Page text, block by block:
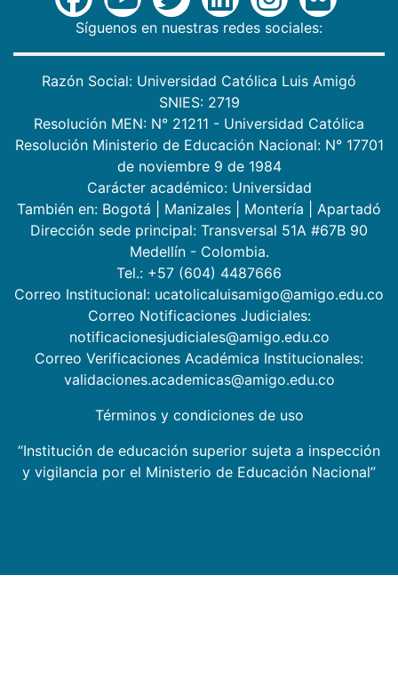
Síguenos en nuestras redes sociales:
Razón Social: Universidad Católica Luis Amigó
SNIES: 2719
Resolución MEN: N° 21211 - Universidad Católica
Resolución Ministerio de Educación Nacional: N° 17701
de noviembre 9 de 1984
Carácter académico: Universidad
También en: Bogotá Manizales Montería
Apartadó
Dirección sede principal: Transversal 51A #67B 90
Medellín - Colombia.
Tel.: +57 (604) 4487666
Correo Institucional: ucatolicaluisamigo@amigo.edu.co
Correo Notificaciones Judiciales:
notificacionesjudiciales@amigo.edu.co
Correo Verificaciones Académica Institucionales:
validaciones.academicas@amigo.edu.co
Términos y condiciones de uso
“Institución de educación superior sujeta a inspección
y vigilancia por el Ministerio de Educación Nacional”